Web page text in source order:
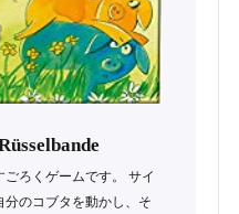
ろくゲームです。 サイ
分のコブタを動かし、そ